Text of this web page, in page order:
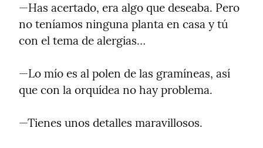
—Has acertado, era algo que deseaba. Pero
no teníamos ninguna planta en casa y tú
con el tema de alergias…
—Lo mío es al polen de las gramíneas, así
que con la orquídea no hay problema.
—Tienes unos detalles maravillosos.